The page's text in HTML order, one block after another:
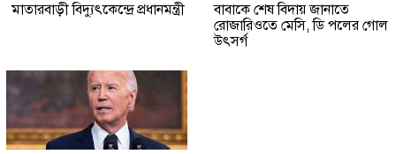
মাতারবাড়ী বিদ্যুৎকেন্দ্রে প্রধানমন্ত্রী
বাবাকে শেষ বিদায় জানাতে
রোজারিওতে মেসি, ডি পলের গোল
উৎসর্গ